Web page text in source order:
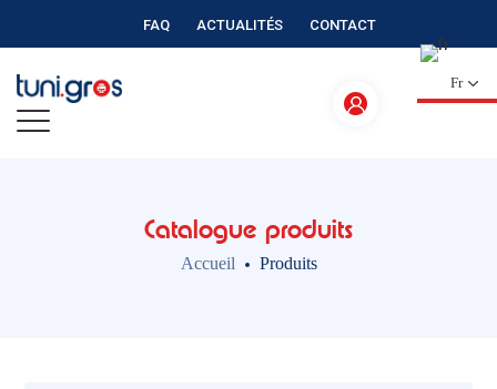
FAQ ACTUALITÉS CONTACT
Fr
Catalogue produits
Accueil Produits